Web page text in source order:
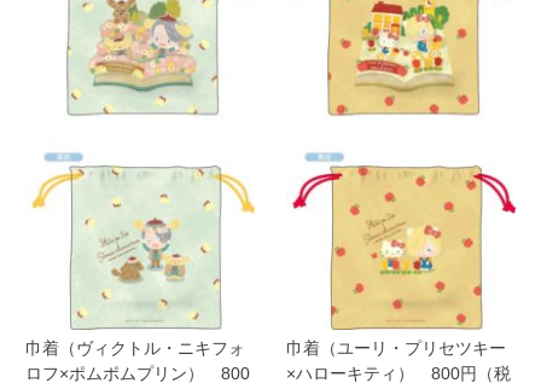
巾着（ヴィクトル・ニキフォ
ロフ×ポムポムプリン） 800
巾着（ユーリ・プリセツキー
×ハローキティ） 800円（税